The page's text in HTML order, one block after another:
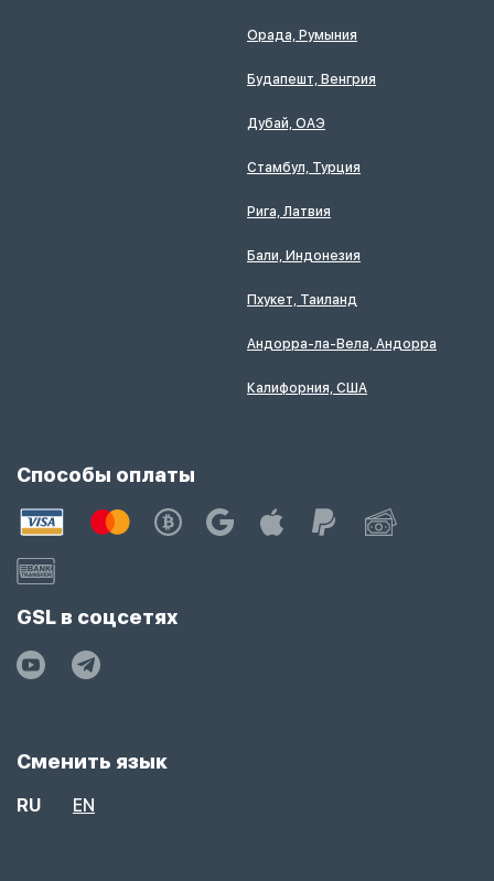
Орада, Румыния
Будапешт, Венгрия
Дубай, ОАЭ
Стамбул, Турция
Рига, Латвия
Бали, Индонезия
Пхукет, Таиланд
Андорра-ла-Вела, Андорра
Калифорния, США
Способы оплаты
GSL в соцсетях
Сменить язык
RU EN